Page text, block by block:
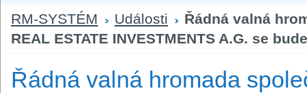
RM-SYSTÉM Události
Řádná valná
REAL ESTATE INVESTMENTS A.G. se
Řádná valná hromada